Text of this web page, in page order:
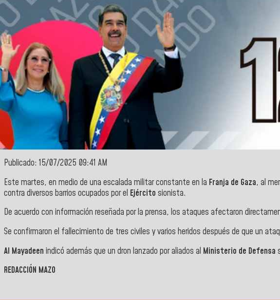
Publicado: 15/07/2025 09:41 AM
Este martes, en medio de una escalada militar constante en la Franja de Gaza, al
contra diversos barrios ocupados por el Ejército sionista.
De acuerdo con información reseñada por la prensa, los ataques afectaron
Se confirmaron el fallecimiento de tres civiles y varios heridos después de que un
Al Mayadeen indicó además que un dron lanzado por aliados al Ministerio de Defensa
REDACCIÓN MAZO